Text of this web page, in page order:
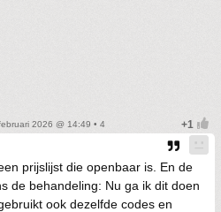
2026 @ 14:49 • 4
prijslijst die openbaar is. En de
de behandeling: Nu ga ik dit doen
ook dezelfde codes en